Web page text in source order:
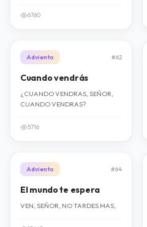
6760
Adviento #62
Cuando vendrás
¿CUANDO VENDRAS, SEÑOR,
CUANDO VENDRAS?
5716
Adviento #64
El mundo te espera
VEN, SEÑOR, NO TARDES MAS,